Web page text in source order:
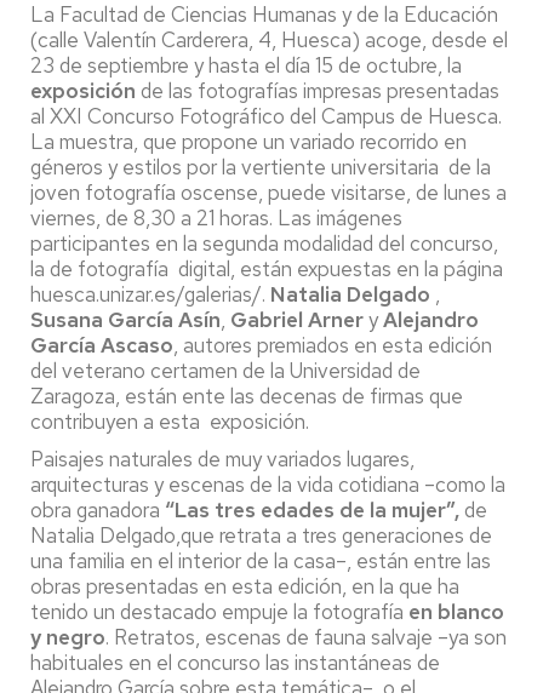
La Facultad de Ciencias Humanas y de la Educación
(calle Valentín Carderera, 4, Huesca) acoge, desde el
23 de septiembre y hasta el día 15 de octubre, la
exposición de las fotografías impresas presentadas
al XXI Concurso Fotográfico del Campus de Huesca.
La muestra, que propone un variado recorrido en
géneros y estilos por la vertiente universitaria de la
joven fotografía oscense, puede visitarse, de lunes a
viernes, de 8,30 a 21 horas. Las imágenes
participantes en la segunda modalidad del concurso,
la de fotografía digital, están expuestas en la página
huesca.unizar.es/galerias/. Natalia Delgado ,
Susana García Asín, Gabriel ArneryAlejandro
García Ascaso, autores premiados en esta edición
del veterano certamen de la Universidad de
Zaragoza, están ente las decenas de firmas que
contribuyen a esta exposición.
Paisajes naturales de muy variados lugares,
arquitecturas y escenas de la vida cotidiana –como la
obra ganadora “Las tres edades de la mujer”,de
Natalia Delgado,que retrata a tres generaciones de
una familia en el interior de la casa–, están entre las
obras presentadas en esta edición, en la que ha
tenido un destacado empuje la fotografía en blanco
y negro. Retratos, escenas de fauna salvaje –ya son
habituales en el concurso las instantáneas de